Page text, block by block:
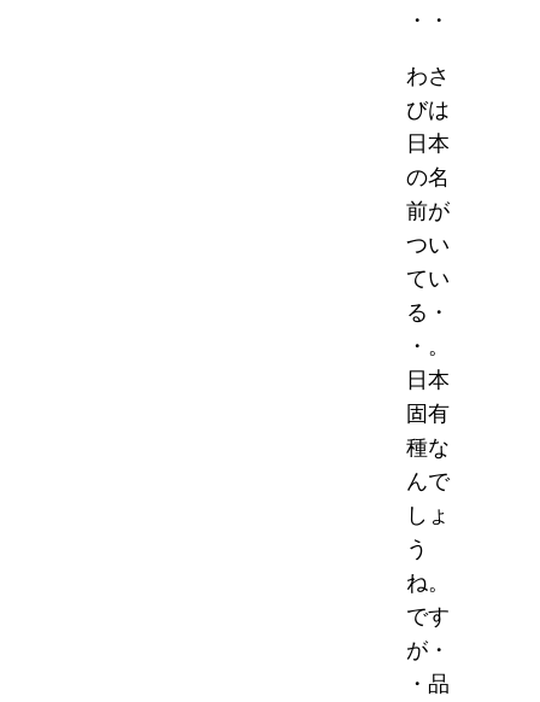
・・
わさ
びは
日本
の名
前が
つい
てい
る・
・。
日本
固有
種な
んで
しょ
う
ね。
です
が・
・品